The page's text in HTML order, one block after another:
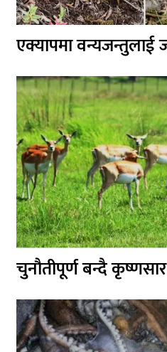
एक्यापमा वन्यजन्तुलाई
चुनौतीपूर्ण बन्दै